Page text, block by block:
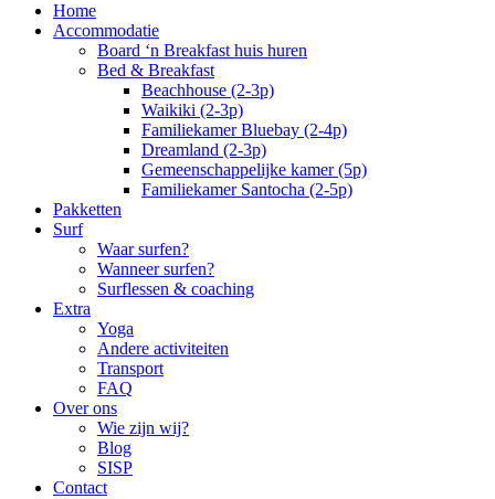
Home
Accommodatie
Board ‘n Breakfast huis huren
Bed & Breakfast
Beachhouse (2-3p)
Waikiki (2-3p)
Familiekamer Bluebay (2-4p)
Dreamland (2-3p)
Gemeenschappelijke kamer (5p)
Familiekamer Santocha (2-5p)
Pakketten
Surf
Waar surfen?
Wanneer surfen?
Surflessen & coaching
Extra
Yoga
Andere activiteiten
Transport
FAQ
Over ons
Wie zijn wij?
Blog
SISP
Contact